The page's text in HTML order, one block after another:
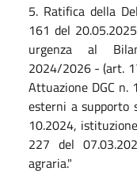
5. Ratifica della
161 del
urgenza al
2024/2026 - (art.
Attuazione DGC n.
esterni a supporto
10.2024,
227 del
agraria."